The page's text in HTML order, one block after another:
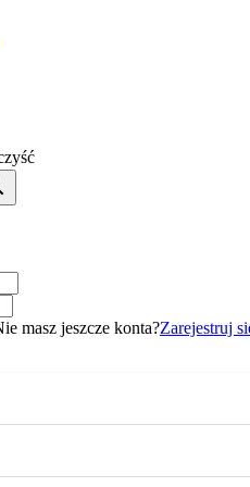
masz jeszcze konta?Zarejestruj